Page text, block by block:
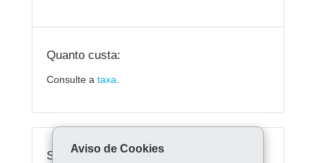
Quanto custa:
Consulte a taxa
Serviços Relacionados:
Aviso de Cookies